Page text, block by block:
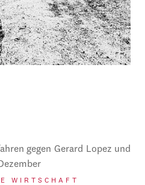
gegen Gerard Lopez und
WIRTSCHAFT